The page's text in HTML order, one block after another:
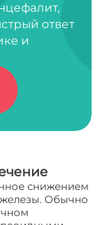
ответ
и
снижением
Обычно